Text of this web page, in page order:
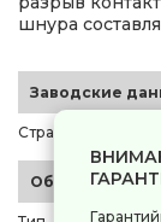
шнура
Заводские
Страна-
Общие